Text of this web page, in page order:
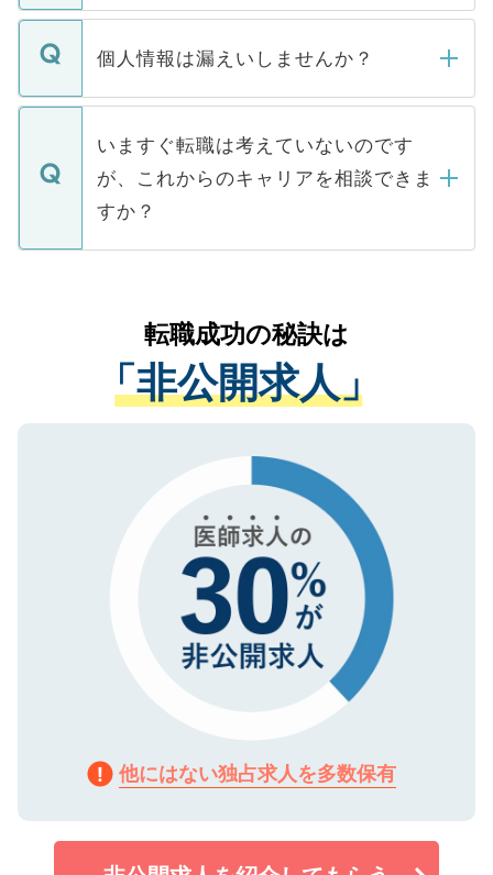
ません。
■応募殺到を避けるため 人気のある医療機
関を公にしてしまうと、応募が殺到する場
に、医療機関が求める条件に合った人材の
みを人材紹介会社に依頼するケースが増え
ています。
転職・入職を強要することは一切ありませ
ん。また、仮に応募先から内定をいただい
定を承諾する必要はありません。内定先へ
の辞退の連絡はキャリアパートナーが行い
ますので、ご安心ください。
個人情報は漏えいしませんか？
個人情報が漏えいすることはありませんの
で、ご安心ください。当サイトからの登録
などで収集したご登録者様の個人情報は、
ご本人のキャリアアップおよび転職活動の
支援を目的に使用いたします。お預かりし
ているすべての個人データはご本人の許可
は、個人情報の取り扱いについての厳密な
管理基準を満たした事業者のみに付与され
る、プライバシーマークを取得済みです。
ご登録いただいた個人情報は、SSL（デー
で、機密保持に関してもご安心ください。
いますぐ転職は考えていないのです
が、これからのキャリアを相談できま
すか？
かがいして、現在の医療機関の状況や紹介
経験をまじえながら、適切なアドバイスを
させていただきます。すぐにご転職をされ
ない方には、長期的なサポートが可能です
ので、まずはご登録ください。
転職成功の秘訣は
「非公開求人」
他にはない独占求人を多数保有